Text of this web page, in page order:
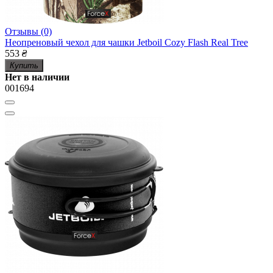
Отзывы (0)
Неопреновый чехол для чашки Jetboil Cozy Flash Real Tree
553 ₴
Купить
Нет в наличии
001694